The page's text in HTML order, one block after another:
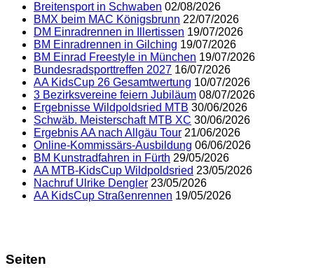
Breitensport in Schwaben 02/08/2026
BMX beim MAC Königsbrunn 22/07/2026
DM Einradrennen in Illertissen 19/07/2026
BM Einradrennen in Gilching 19/07/2026
BM Einrad Freestyle in München 19/07/2026
Bundesradsporttreffen 2027 16/07/2026
AA KidsCup 26 Gesamtwertung 10/07/2026
3 Bezirksvereine feiern Jubiläum 08/07/2026
Ergebnisse Wildpoldsried MTB 30/06/2026
Schwäb. Meisterschaft MTB XC 30/06/2026
Ergebnis AA nach Allgäu Tour 21/06/2026
Online-Kommissärs-Ausbildung 06/06/2026
BM Kunstradfahren in Fürth 29/05/2026
AA MTB-KidsCup Wildpoldsried 23/05/2026
Nachruf Ulrike Dengler 23/05/2026
AA KidsCup Straßenrennen 19/05/2026
Seiten